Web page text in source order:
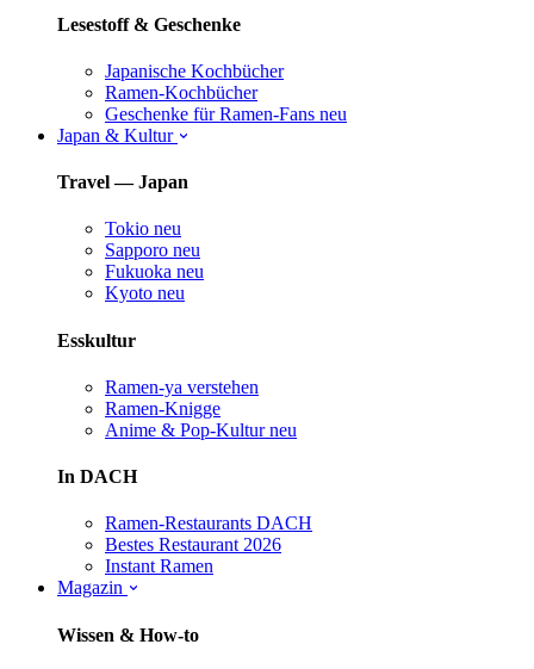
Lesestoff & Geschenke
Japanische Kochbücher
Ramen-Kochbücher
Geschenke für Ramen-Fans neu
Japan & Kultur
Travel — Japan
Tokio neu
Sapporo neu
Fukuoka neu
Kyoto neu
Esskultur
Ramen-ya verstehen
Ramen-Knigge
Anime & Pop-Kultur neu
In DACH
Ramen-Restaurants DACH
Bestes Restaurant 2026
Instant Ramen
Magazin
Wissen & How-to